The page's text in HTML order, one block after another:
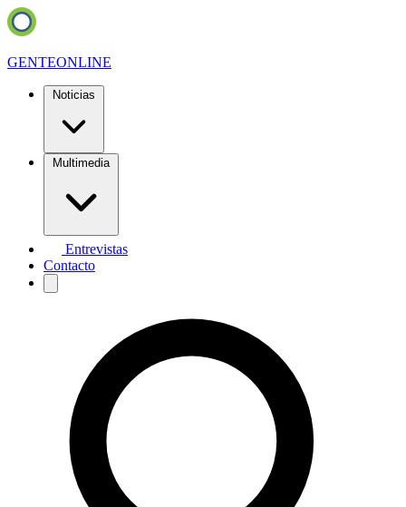
GENTEONLINE
Noticias
Multimedia
Entrevistas
Contacto